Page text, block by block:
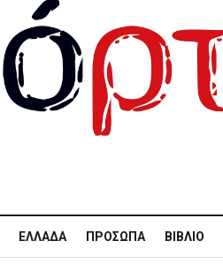
ΕΛΛΆΔΑ ΠΡΌΣΩΠΑ ΒΙΒΛΊΟ